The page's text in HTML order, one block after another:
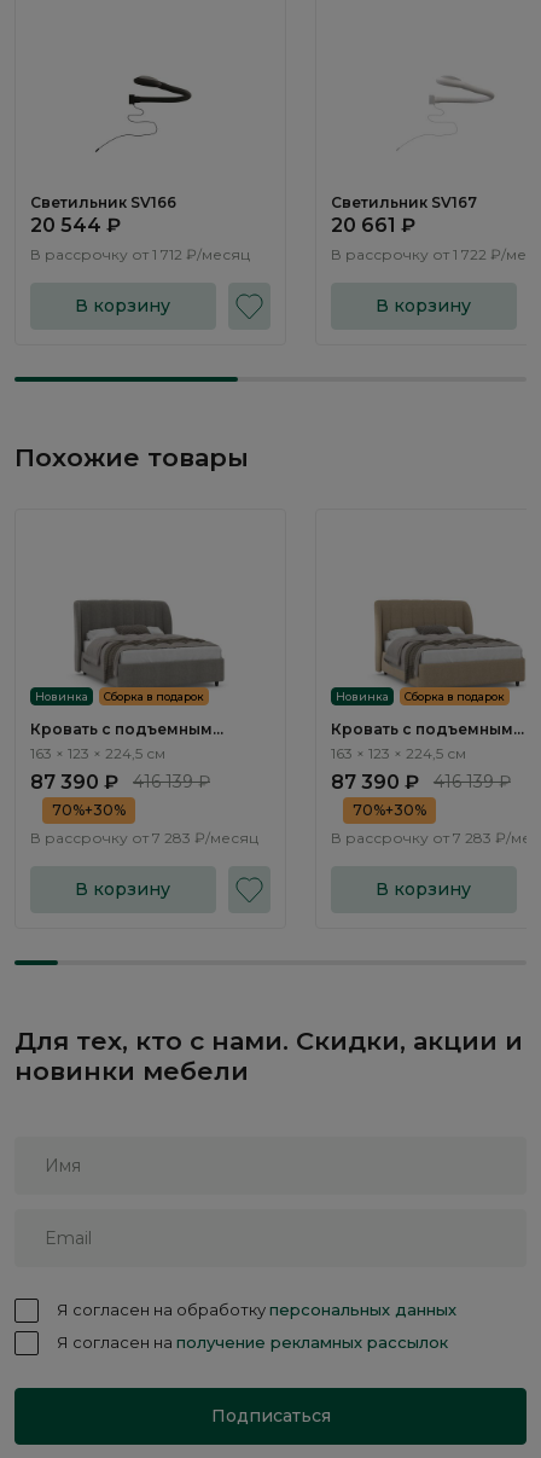
Светильник SV166
20 544 ₽
В рассрочку от 1 712 ₽/месяц
В корзину
Светильник SV167
20 661 ₽
В рассрочку от 1 722 ₽/
В корзину
Похожие товары
Новинка Сборка в подарок
Кровать с подъемным
механизмом Наполи / Napoli
163 × 123 × 224,5 см
87 390 ₽ 416 139 ₽
70%+30%
В рассрочку от 7 283 ₽/месяц
В корзину
Новинка Сборка в подарок
Кровать с подъемным
механизмом Наполи /
163 × 123 × 224,5 см
87 390 ₽ 416 139 ₽
70%+30%
В рассрочку от 7 283 ₽/
В корзину
Для тех, кто с нами. Скидки, акции и
новинки мебели
Я согласен на обработкуперсональных данных
Я согласен на получение рекламных рассылок
Подписаться